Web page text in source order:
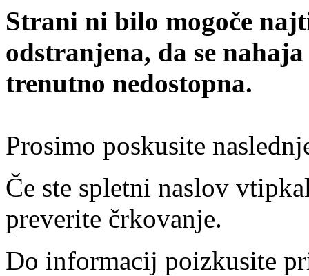
Strani ni bilo mogoče
odstranjena, da se
trenutno nedostopna.
Prosimo poskusite
Če ste spletni naslov
preverite črkovanje.
Do informacij poizkusite